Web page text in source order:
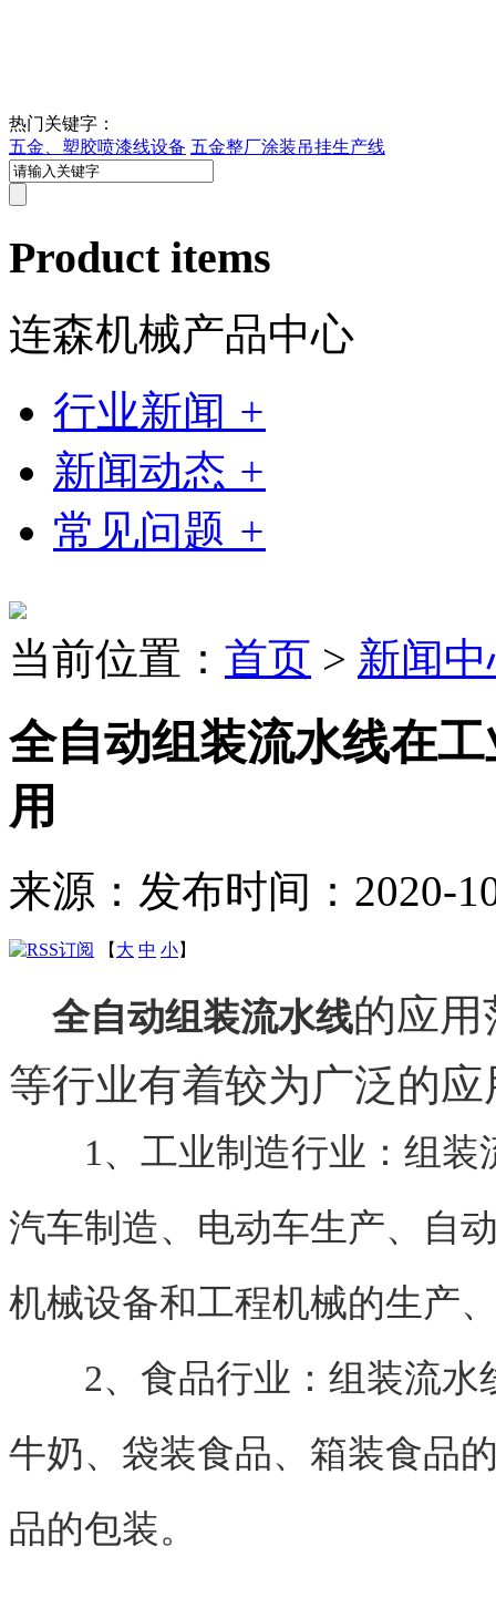
热门关键字：
五金、塑胶喷漆线设备 五金整厂涂装吊挂生产线
Product items
连森机械产品中心
行业新闻 +
新闻动态 +
常见问题 +
当前位置： 首页 > 新闻
全自动组装流水线在
用
来源： 发布时间：2020-
【 大 中 小】
全自动组装流水线的应
等行业有着较为广泛的应
1、工业制造行业：组装
汽车制造、电动车生产、自
机械设备和工程机械的生产
2、食品行业：组装流水
牛奶、袋装食品、箱装食品
品的包装。